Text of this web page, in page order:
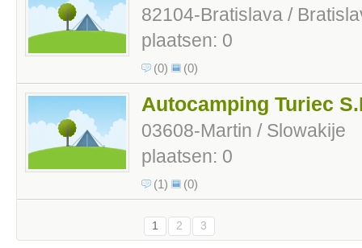
82104-Bratislava /
plaatsen: 0
(0) (0)
Autocamping Turiec
03608-Martin / Slowakije
plaatsen: 0
(1) (0)
1 2 3